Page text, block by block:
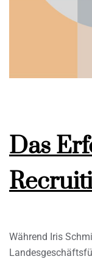
Das
Während Iris